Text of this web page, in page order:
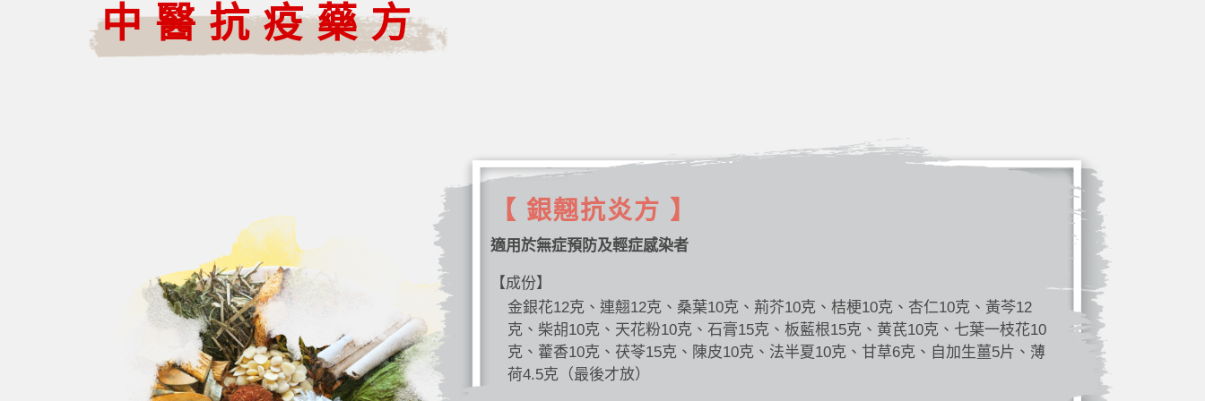
中醫抗疫藥方
【 銀翹抗炎方 】
適用於無症預防及輕症感染者
【成份】
金銀花12克、連翹12克、桑葉10克、荊芥10克、桔梗10克、杏仁10克、黃芩12
克、柴胡10克、天花粉10克、石膏15克、板藍根15克、黄芪10克、七葉一枝花10
克、藿香10克、茯苓15克、陳皮10克、法半夏10克、甘草6克、自加生薑5片、薄
荷4.5克（最後才放）